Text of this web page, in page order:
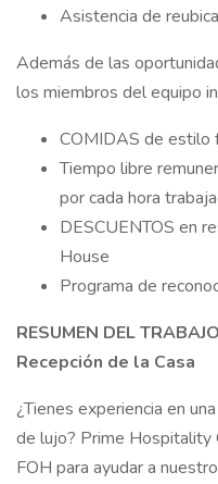
Asistencia de
Además de las
los miembros del equipo
COMIDAS de estilo
Tiempo libre
por cada hora
DESCUENTOS en
House
Programa de
RESUMEN DEL
Recepción de la Casa
¿Tienes experiencia en
de lujo? Prime Hospitality
FOH para ayudar a